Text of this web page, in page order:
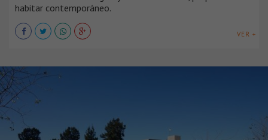
habitar contemporáneo.
VER +